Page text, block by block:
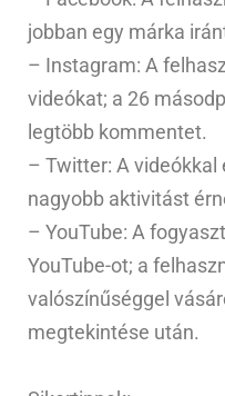
jobban egy márka
– Instagram: A
videókat; a 26
legtöbb kommentet.
– Twitter: A
nagyobb aktivitást
– YouTube: A
YouTube-ot; a
valószínűséggel
megtekintése után.